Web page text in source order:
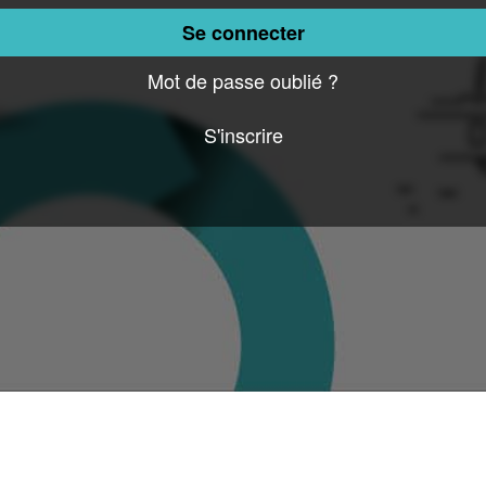
Se connecter
Mot de passe oublié ?
S'inscrire